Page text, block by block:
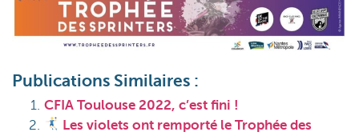
Publications Similaires :
CFIA Toulouse 2022, c’est fini !
Les violets ont remporté le Trophée des